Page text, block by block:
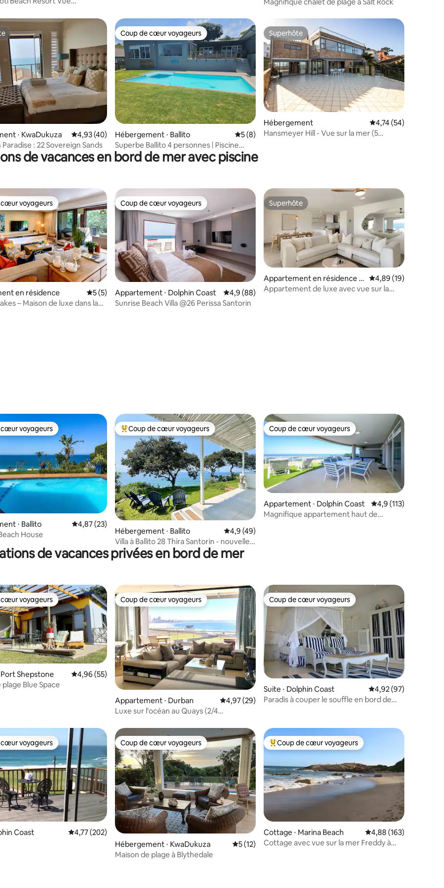
base de 100 commentaires : 4,85 sur 5
⋅ KwaDukuza Évaluation moyenne sur la base de 40 commentaires : 4,93 sur 5
4,93 (40)
: 22 Sovereign Sands
Coup de cœur voyageurs
Coup de cœur voyageurs
Hébergement ⋅ Ballito Évaluation moyenne sur la base de 8 commentaires : 5 sur 5
5 (8)
Superbe Ballito 4 personnes | Piscine
privée et solaire
Superhôte
Superhôte
Hébergement Évaluation moyenne
4,74 (54)
Hansmeyer Hill - Vue sur la mer (5
de vacances en bord de mer avec piscine
base de 233 commentaires : 4,94 sur 5
cœur voyageurs
voyageurs
en résidence Évaluation moyenne sur la base de 5 commentaires : 5 sur 5
5 (5)
– Maison de luxe dans la
Coup de cœur voyageurs
Coup de cœur voyageurs
Appartement ⋅ Dolphin Coast Évaluation moyenne sur la base de 88 commentaires : 4,9 sur 5
4,9 (88)
Sunrise Beach Villa @26 Perissa Santorin
Superhôte
Superhôte
Appartement en résidence ⋅
Ballito
Évaluation moyenne
4,89 (19)
Appartement de luxe avec vue sur la
la base de 87 commentaires : 4,99 sur 5
cœur voyageurs
voyageurs
⋅ Ballito Évaluation moyenne sur la base de 23 commentaires : 4,87 sur 5
4,87 (23)
House
Coups de cœur voyageurs les plus appréciés
Coup de cœur voyageurs
Hébergement ⋅ Ballito Évaluation moyenne sur la base de 49 commentaires : 4,9 sur 5
4,9 (49)
Villa à Ballito 28 Thira Santorin - nouvelle
annonce
Coup de cœur voyageurs
Coup de cœur voyageurs
Appartement ⋅ Dolphin Coast Évaluation moyenne
4,9 (113)
Magnifique appartement haut de
de vacances privées en bord de mer
base de 115 commentaires : 4,92 sur 5
voyageurs
voyageurs
Shepstone Évaluation moyenne sur la base de 55 commentaires : 4,96 sur 5
4,96 (55)
plage Blue Space
Coup de cœur voyageurs
Coup de cœur voyageurs
Appartement ⋅ Durban Évaluation moyenne sur la base de 29 commentaires : 4,97 sur 5
4,97 (29)
Luxe sur l'océan au Quays (2/4
Coup de cœur voyageurs
Coup de cœur voyageurs
Suite ⋅ Dolphin Coast Évaluation moyenne
4,92 (97)
Paradis à couper le souffle en bord de
la base de 62 commentaires : 4,97 sur 5
voyageurs
voyageurs
Coast Évaluation moyenne sur la base de 202 commentaires : 4,77 sur 5
4,77 (202)
Coup de cœur voyageurs
Coup de cœur voyageurs
Hébergement ⋅ KwaDukuza Évaluation moyenne sur la base de 12 commentaires : 5 sur 5
5 (12)
Maison de plage à Blythedale
Coups de cœur voyageurs les plus appréciés
Coup de cœur voyageurs
Cottage ⋅ Marina Beach Évaluation moyenne
4,88 (163)
Cottage avec vue sur la mer Freddy à